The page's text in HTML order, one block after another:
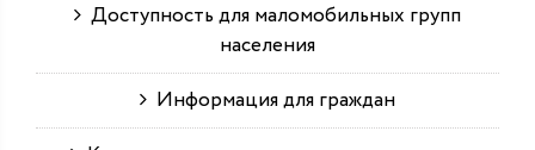
Доступность для маломобильных групп
населения
Информация для граждан